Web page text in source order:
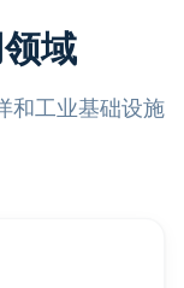
域
和工业基础设施